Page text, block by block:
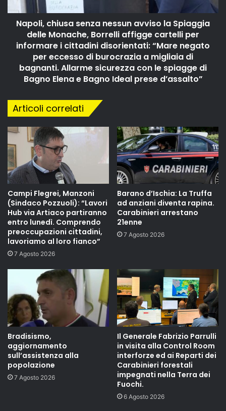
Napoli, chiusa senza nessun avviso la Spiaggia
delle Monache, Borrelli affigge cartelli per
informare i cittadini disorientati: “Mare negato
per eccesso di burocrazia a migliaia di
bagnanti. Allarme sicurezza con le spiagge di
Bagno Elena e Bagno Ideal prese d’assalto”
Articoli correlati
Campi Flegrei, Manzoni
(Sindaco Pozzuoli): “Lavori
Hub via Artiaco partiranno
entro lunedì. Comprendo
preoccupazioni cittadini,
lavoriamo al loro fianco”
7 Agosto 2026
Barano d’Ischia: La Truffa
ad anziani diventa rapina.
Carabinieri arrestano
21enne
7 Agosto 2026
Bradisismo,
aggiornamento
sull’assistenza alla
popolazione
7 Agosto 2026
Il Generale Fabrizio Parrulli
in visita alla Control Room
interforze ed ai Reparti dei
Carabinieri forestali
impegnati nella Terra dei
Fuochi.
6 Agosto 2026